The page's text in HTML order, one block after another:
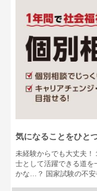
気になることをひと
未経験からでも大丈夫！
士として活躍できる道を
かな…？ 国家試験の不安